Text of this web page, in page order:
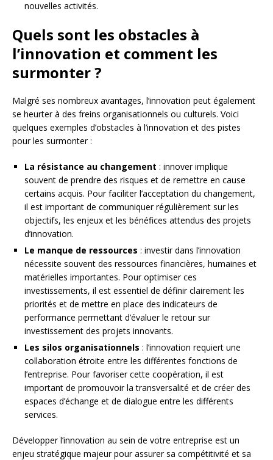
nouvelles activités.
Quels sont les obstacles à
l’innovation et comment les
surmonter ?
Malgré ses nombreux avantages, l’innovation peut également
se heurter à des freins organisationnels ou culturels. Voici
quelques exemples d’obstacles à l’innovation et des pistes
pour les surmonter :
La résistance au changement : innover implique
souvent de prendre des risques et de remettre en cause
certains acquis. Pour faciliter l’acceptation du changement,
il est important de communiquer régulièrement sur les
objectifs, les enjeux et les bénéfices attendus des projets
d’innovation.
Le manque de ressources : investir dans l’innovation
nécessite souvent des ressources financières, humaines et
matérielles importantes. Pour optimiser ces
investissements, il est essentiel de définir clairement les
priorités et de mettre en place des indicateurs de
performance permettant d’évaluer le retour sur
investissement des projets innovants.
Les silos organisationnels : l’innovation requiert une
collaboration étroite entre les différentes fonctions de
l’entreprise. Pour favoriser cette coopération, il est
important de promouvoir la transversalité et de créer des
espaces d’échange et de dialogue entre les différents
services.
Développer l’innovation au sein de votre entreprise est un
enjeu stratégique majeur pour assurer sa compétitivité et sa